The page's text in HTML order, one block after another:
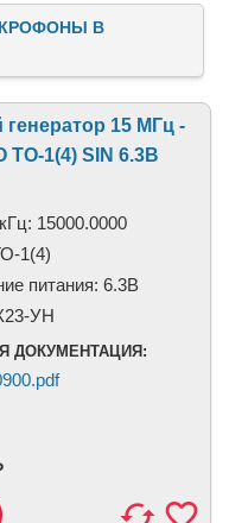
В
15 МГц -
ТО-1(4) SIN 6.3В
15000.0000
1(4)
питания: 6.3В
УН
ДОКУМЕНТАЦИЯ: